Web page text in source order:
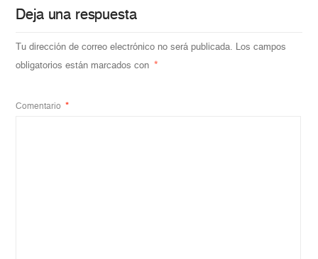
Deja una respuesta
Tu dirección de correo electrónico no será publicada. Los campos
obligatorios están marcados con *
Comentario *